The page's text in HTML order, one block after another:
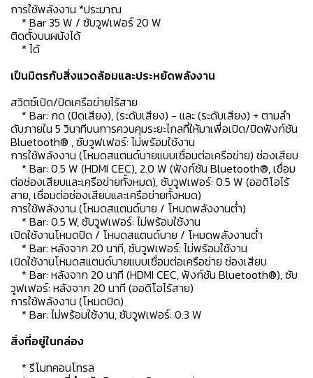
การใช้พลังงาน *ประมาณ
* Bar 35 W / ซับวูฟเฟอร์ 20 W
ติดตั้งบนผนังได้
* ได้
เป็นมิตรกับสิ่งแวดล้อมและประหยัดพลังงาน
สวิตช์เปิด/ปิดเครือข่ายไร้สาย
* Bar: กด (ปิดเสียง), (ระดับเสียง) - และ (ระดับเสียง) + ตามลํา
ดับภายใน 5 วินาทีบนการควบคุมระยะไกลที่ให้มาเพื่อเปิด/ปิดฟังก์ชัน
Bluetooth® , ซับวูฟเฟอร์: ไม่พร้อมใช้งาน
การใช้พลังงาน (โหมดสแตนด์บายแบบเชื่อมต่อเครือข่าย) ช่องเสียบ
* Bar: 0.5 W (HDMI CEC), 2.0 W (ฟังก์ชัน Bluetooth®, เชื่อม
ต่อช่องเสียบและเครือข่ายทั้งหมด), ซับวูฟเฟอร์: 0.5 W (ออดิโอไร้
สาย, เชื่อมต่อช่องเสียบและเครือข่ายทั้งหมด)
การใช้พลังงาน (โหมดสแตนด์บาย / โหมดพลังงานต่ำ)
* Bar: 0.5 W, ซับวูฟเฟอร์: ไม่พร้อมใช้งาน
เปิดใช้งานโหมดปิด / โหมดสแตนด์บาย / โหมดพลังงานต่ำ
* Bar: หลังจาก 20 นาที, ซับวูฟเฟอร์: ไม่พร้อมใช้งาน
เปิดใช้งานโหมดสแตนด์บายแบบเชื่อมต่อเครือข่าย ช่องเสียบ
* Bar: หลังจาก 20 นาที (HDMI CEC, ฟังก์ชัน Bluetooth®), ซับ
วูฟเฟอร์: หลังจาก 20 นาที (ออดิโอไร้สาย)
การใช้พลังงาน (โหมดปิด)
* Bar: ไม่พร้อมใช้งาน, ซับวูฟเฟอร์: 0.3 W
สิ่งที่อยู่ในกล่อง
* รีโมทคอนโทรล